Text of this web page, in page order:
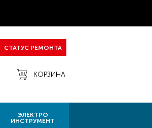
СТАТУС РЕМОНТА
КОРЗИНА
ЭЛЕКТРО
ИНСТРУМЕНТ